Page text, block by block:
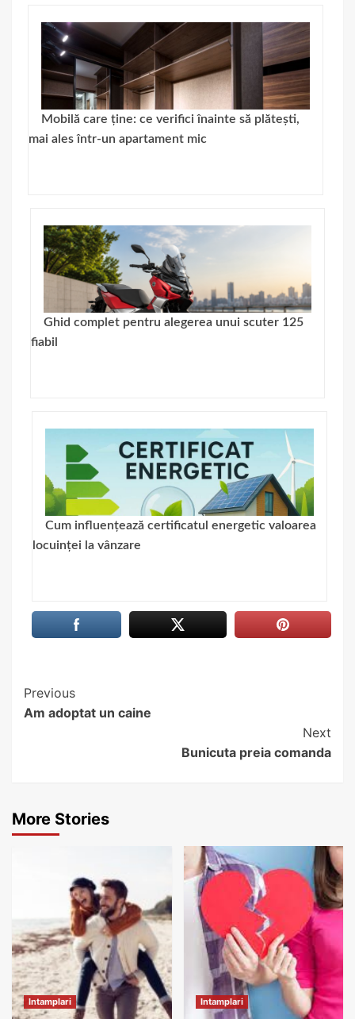
Mobilă care ține: ce verifici înainte să plătești,
mai ales într-un apartament mic
Ghid complet pentru alegerea unui scuter 125
fiabil
Cum influențează certificatul energetic valoarea
locuinței la vânzare
Continue
Reading
Previous
Am adoptat un caine
Next
Bunicuta preia comanda
More Stories
Intamplari Intamplari